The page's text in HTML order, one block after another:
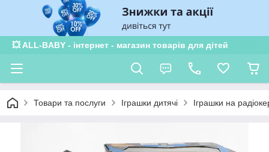
💥 ALL-BABY - інтернет - магазин товарів для дітей
Товари та послуги Іграшки дитячі Іграшки на